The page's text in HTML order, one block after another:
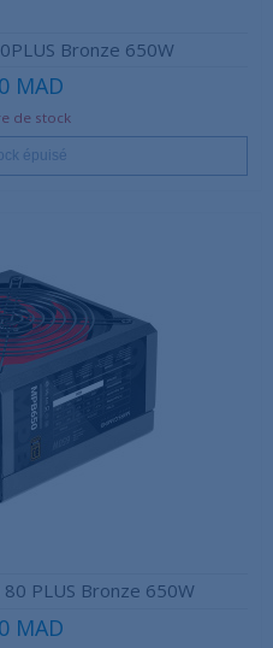
Bronze 650W
MAD
de stock
épuisé
PLUS Bronze 650W
MAD